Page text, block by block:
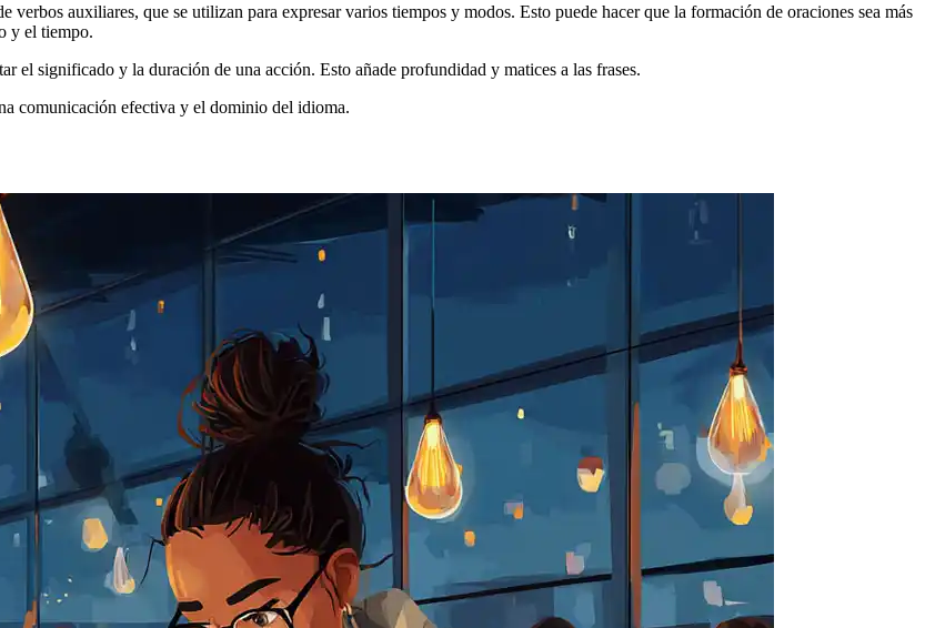
verbos auxiliares, que se utilizan para expresar varios tiempos y modos. Esto puede hacer que la formación de oraciones sea más
y el tiempo.
el significado y la duración de una acción. Esto añade profundidad y matices a las frases.
comunicación efectiva y el dominio del idioma.